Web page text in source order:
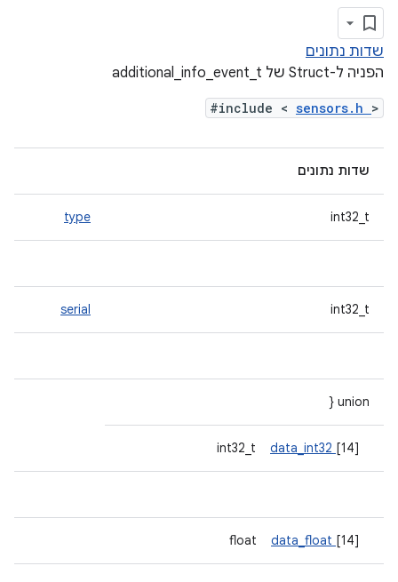
שדות נתונים
הפניה ל-Struct של additional_info_event_t
#include < sensors.h >
שדות נתונים
int32_t
type
int32_t
serial
union {
data_int32 [14]
data_float [14]